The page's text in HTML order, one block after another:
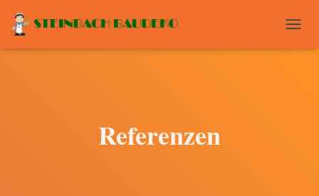
O
Referenzen